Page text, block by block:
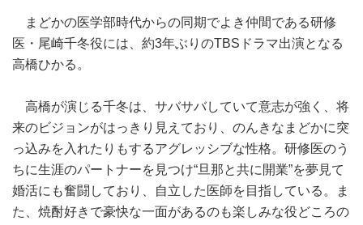
まどかの医学部時代からの同期でよき仲間である研修
医・尾崎千冬役には、約3年ぶりのTBSドラマ出演となる
高橋ひかる。
高橋が演じる千冬は、サバサバしていて意志が強く、将
来のビジョンがはっきり見えており、のんきなまどかに突
っ込みを入れたりもするアグレッシブな性格。研修医のう
ちに生涯のパートナーを見つけ“旦那と共に開業”を夢見て
婚活にも奮闘しており、自立した医師を目指している。ま
た、焼酎好きで豪快な一面があるのも楽しみな役どころの